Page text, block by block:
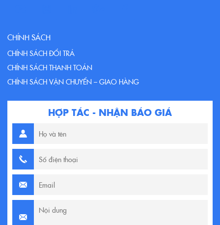
CHÍNH SÁCH
CHÍNH SÁCH ĐỔI TRẢ
CHÍNH SÁCH THANH TOÁN
CHÍNH SÁCH VẬN CHUYỂN – GIAO HÀNG
HỢP TÁC - NHẬN BÁO GIÁ